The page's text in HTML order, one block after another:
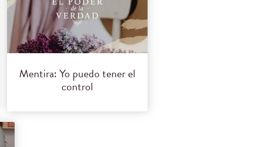
Mentira: Yo puedo tener el
control